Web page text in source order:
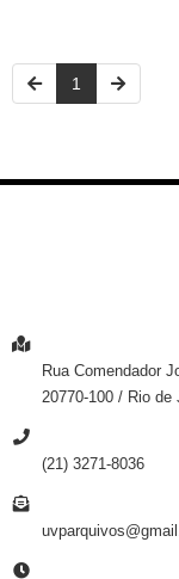
1
Rua Comendador
20770-100 / Rio de
(21) 3271-8036